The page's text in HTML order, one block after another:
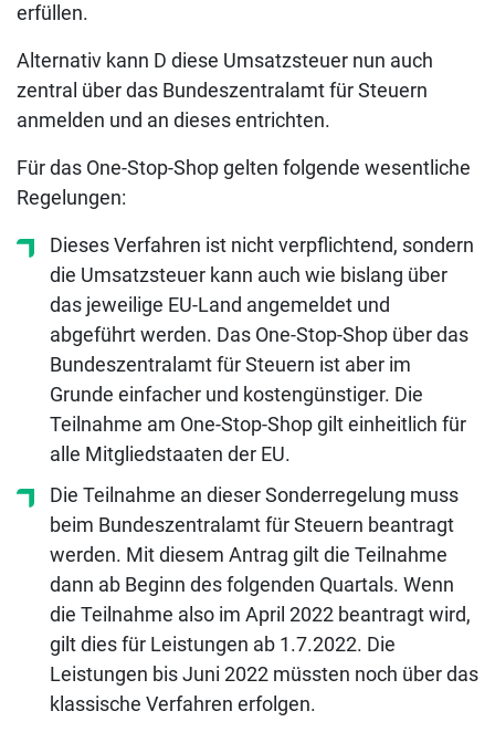
erfüllen.
Alternativ kann D diese Umsatzsteuer nun auch
zentral über das Bundeszentralamt für Steuern
anmelden und an dieses entrichten.
Für das One-Stop-Shop gelten folgende wesentliche
Regelungen:
Dieses Verfahren ist nicht verpflichtend, sondern
die Umsatzsteuer kann auch wie bislang über
das jeweilige EU-Land angemeldet und
abgeführt werden. Das One-Stop-Shop über das
Bundeszentralamt für Steuern ist aber im
Grunde einfacher und kostengünstiger. Die
Teilnahme am One-Stop-Shop gilt einheitlich für
alle Mitgliedstaaten der EU.
Die Teilnahme an dieser Sonderregelung muss
beim Bundeszentralamt für Steuern beantragt
werden. Mit diesem Antrag gilt die Teilnahme
dann ab Beginn des folgenden Quartals. Wenn
die Teilnahme also im April 2022 beantragt wird,
gilt dies für Leistungen ab 1.7.2022. Die
Leistungen bis Juni 2022 müssten noch über das
klassische Verfahren erfolgen.